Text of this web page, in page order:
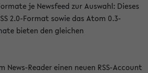
je Newsfeed zur Auswahl: Dieses
2.0-Format sowie das Atom 0.3-
bieten den gleichen
News-Reader einen neuen RSS-Account